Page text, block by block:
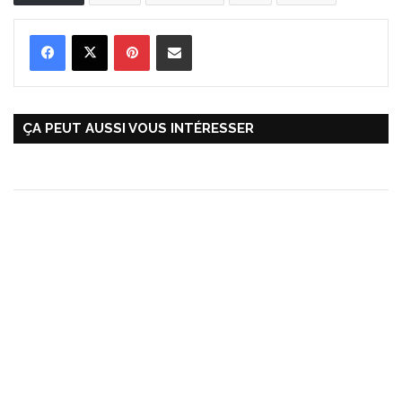
ÇA PEUT AUSSI VOUS INTÉRESSER